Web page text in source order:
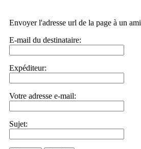
Envoyer l'adresse url de la page à un ami
E-mail du destinataire:
Expéditeur:
Votre adresse e-mail:
Sujet: